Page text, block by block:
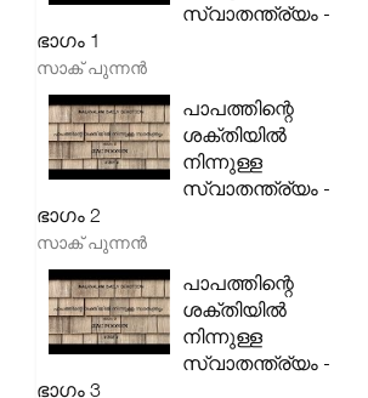
സ്വാതന്ത്ര്യം -
ഭാഗം 1
സാക് പുന്നൻ
പാപത്തിന്റെ
ശക്തിയിൽ
നിന്നുള്ള
സ്വാതന്ത്ര്യം -
ഭാഗം 2
സാക് പുന്നൻ
പാപത്തിന്റെ
ശക്തിയിൽ
നിന്നുള്ള
സ്വാതന്ത്ര്യം -
ഭാഗം 3